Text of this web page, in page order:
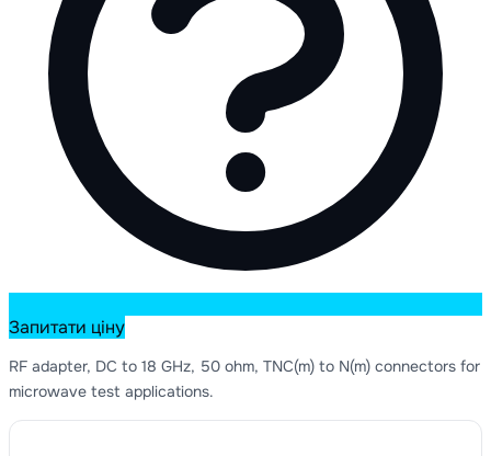
Запитати ціну
RF adapter, DC to 18 GHz, 50 ohm, TNC(m) to N(m) connectors for
microwave test applications.